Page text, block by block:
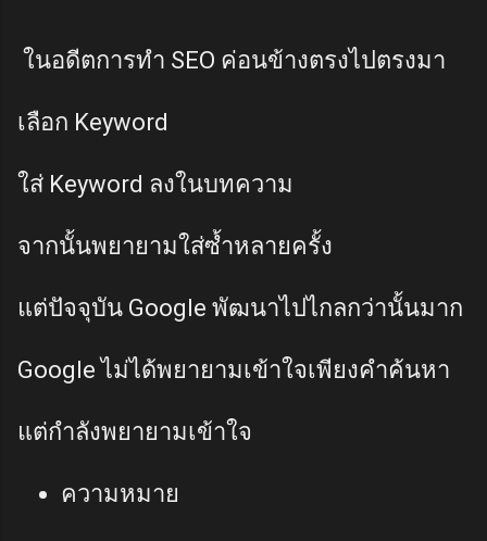
ในอดีตการทำ SEO ค่อนข้างตรงไปตรงมา
เลือก Keyword
ใส่ Keyword ลงในบทความ
จากนั้นพยายามใส่ซ้ำหลายครั้ง
แต่ปัจจุบัน Google พัฒนาไปไกลกว่านั้นมาก
Google ไม่ได้พยายามเข้าใจเพียงคำค้นหา
แต่กำลังพยายามเข้าใจ
ความหมาย